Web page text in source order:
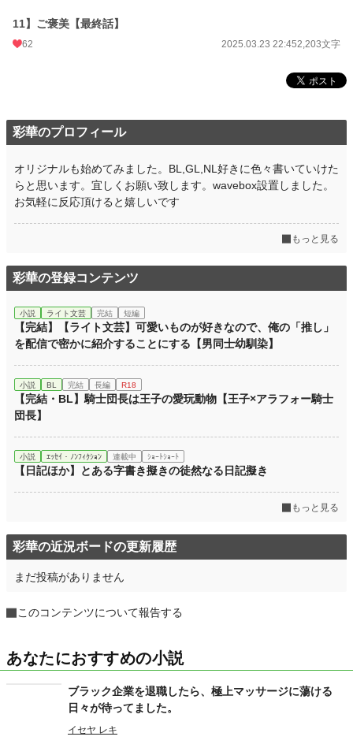
11】ご褒美【最終話】
62 2025.03.23 22:452,203文字
彩華のプロフィール
オリジナルも始めてみました。BL,GL,NL好きに色々書いていけた
らと思います。宜しくお願い致します。wavebox設置しました。
お気軽に反応頂けると嬉しいです
もっと見る
彩華の登録コンテンツ
小説 ライト文芸 完結 短編
【完結】【ライト文芸】可愛いものが好きなので、俺の「推し」
を配信で密かに紹介することにする【男同士幼馴染】
小説 BL 完結 長編 R18
【完結・BL】騎士団長は王子の愛玩動物【王子×アラフォー騎士
団長】
小説 ｴｯｾｲ・ﾉﾝﾌｨｸｼｮﾝ 連載中 ｼｮｰﾄｼｮｰﾄ
【日記ほか】とある字書き擬きの徒然なる日記擬き
もっと見る
彩華の近況ボードの更新履歴
まだ投稿がありません
このコンテンツについて報告する
あなたにおすすめの小説
ブラック企業を退職したら、極上マッサージに蕩ける
日々が待ってました。
イセヤ レキ